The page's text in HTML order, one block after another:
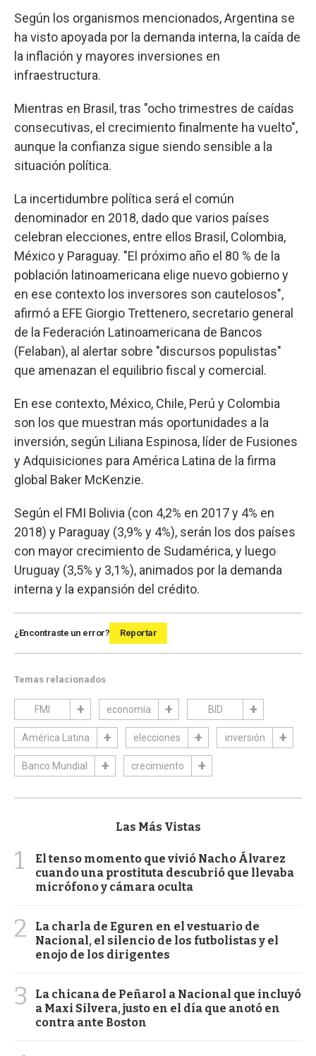
Según los organismos mencionados, Argentina se
ha visto apoyada por la demanda interna, la caída de
la inflación y mayores inversiones en
infraestructura.
Mientras en Brasil, tras "ocho trimestres de caídas
consecutivas, el crecimiento finalmente ha vuelto",
aunque la confianza sigue siendo sensible a la
situación política.
La incertidumbre política será el común
denominador en 2018, dado que varios países
celebran elecciones, entre ellos Brasil, Colombia,
México y Paraguay. "El próximo año el 80 % de la
población latinoamericana elige nuevo gobierno y
en ese contexto los inversores son cautelosos",
afirmó a EFE Giorgio Trettenero, secretario general
de la Federación Latinoamericana de Bancos
(Felaban), al alertar sobre "discursos populistas"
que amenazan el equilibrio fiscal y comercial.
En ese contexto, México, Chile, Perú y Colombia
son los que muestran más oportunidades a la
inversión, según Liliana Espinosa, líder de Fusiones
y Adquisiciones para América Latina de la firma
global Baker McKenzie.
Según el FMI Bolivia (con 4,2% en 2017 y 4% en
2018) y Paraguay (3,9% y 4%), serán los dos países
con mayor crecimiento de Sudamérica, y luego
Uruguay (3,5% y 3,1%), animados por la demanda
interna y la expansión del crédito.
¿Encontraste un error? Reportar
Temas relacionados
FMI economía BID
América Latina elecciones inversión
Banco Mundial crecimiento
Las Más Vistas
1
El tenso momento que vivió Nacho Álvarez
cuando una prostituta descubrió que llevaba
micrófono y cámara oculta
2
La charla de Eguren en el vestuario de
Nacional, el silencio de los futbolistas y el
enojo de los dirigentes
3
La chicana de Peñarol a Nacional que incluyó
a Maxi Silvera, justo en el día que anotó en
contra ante Boston